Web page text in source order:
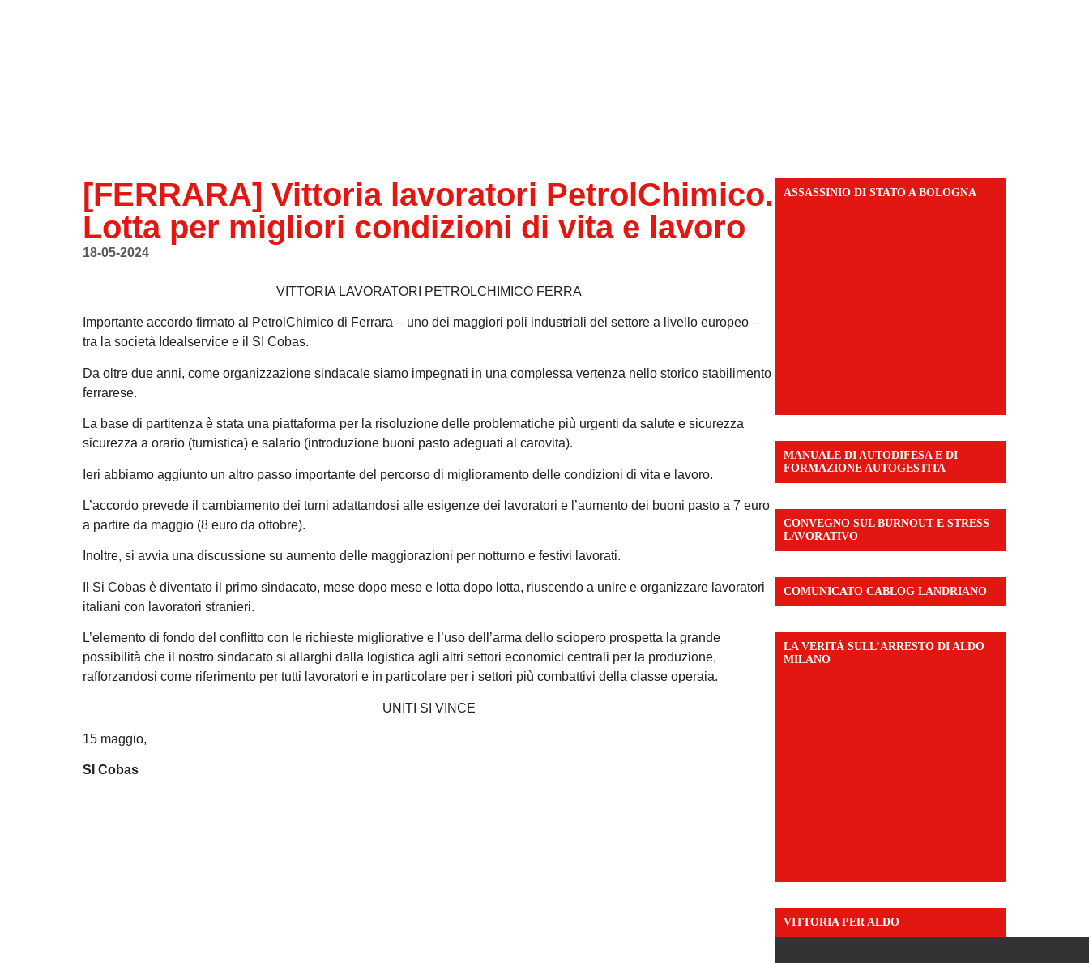
[FERRARA] Vittoria lavoratori PetrolChimico.
Lotta per migliori condizioni di vita e lavoro
18-05-2024
VITTORIA LAVORATORI PETROLCHIMICO FERRA
Importante accordo firmato al PetrolChimico di Ferrara – uno dei maggiori poli industriali del settore a livello europeo –
tra la società Idealservice e il SI Cobas.
Da oltre due anni, come organizzazione sindacale siamo impegnati in una complessa vertenza nello storico stabilimento
ferrarese.
La base di partitenza è stata una piattaforma per la risoluzione delle problematiche più urgenti da salute e sicurezza
sicurezza a orario (turnistica) e salario (introduzione buoni pasto adeguati al carovita).
Ieri abbiamo aggiunto un altro passo importante del percorso di miglioramento delle condizioni di vita e lavoro.
L’accordo prevede il cambiamento dei turni adattandosi alle esigenze dei lavoratori e l’aumento dei buoni pasto a 7 euro
a partire da maggio (8 euro da ottobre).
Inoltre, si avvia una discussione su aumento delle maggiorazioni per notturno e festivi lavorati.
Il Si Cobas è diventato il primo sindacato, mese dopo mese e lotta dopo lotta, riuscendo a unire e organizzare lavoratori
italiani con lavoratori stranieri.
L’elemento di fondo del conflitto con le richieste migliorative e l’uso dell’arma dello sciopero prospetta la grande
possibilità che il nostro sindacato si allarghi dalla logistica agli altri settori economici centrali per la produzione,
rafforzandosi come riferimento per tutti lavoratori e in particolare per i settori più combattivi della classe operaia.
UNITI SI VINCE
15 maggio,
SI Cobas
ASSASSINIO DI STATO A BOLOGNA
MANUALE DI AUTODIFESA E DI
FORMAZIONE AUTOGESTITA
CONVEGNO SUL BURNOUT E STRESS
LAVORATIVO
COMUNICATO CABLOG LANDRIANO
LA VERITÀ SULL’ARRESTO DI ALDO
MILANO
VITTORIA PER ALDO